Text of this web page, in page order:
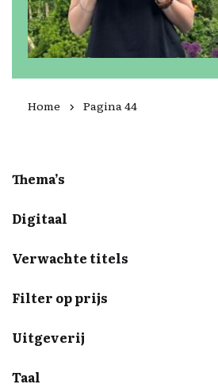
Home Pagina 44
Thema’s
Digitaal
Verwachte titels
Filter op prijs
Uitgeverij
Taal